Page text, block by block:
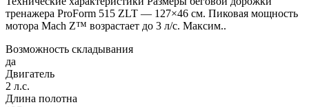
тренажера ProForm 515 ZLT — 127×46 см. Пиковая мощность
мотора Mach Z™ возрастает до 3 л/с. Максим..
Возможность складывания
да
Двигатель
2 л.с.
Длина полотна